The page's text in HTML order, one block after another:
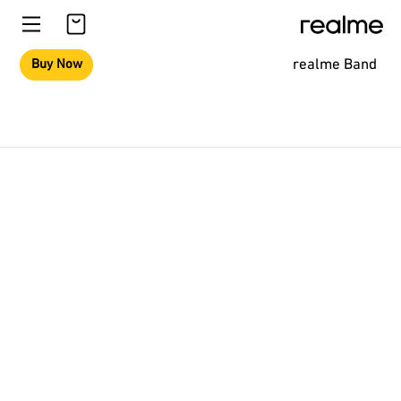
realme Band
Buy Now